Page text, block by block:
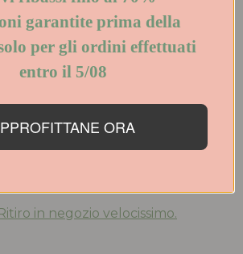
le scarpe di Walter che trovo
Qualità eccezionale. Stile ed
in negozio velocissimo.
garantite prima della
solo per gli ordini
entro il 5/08
ORA